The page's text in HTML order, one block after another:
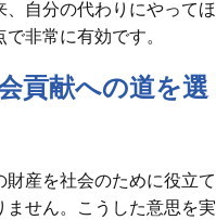
自分の代わりにやってほ
非常に有効です。
貢献への道を選
産を社会のために役立て
せん。こうした意思を実